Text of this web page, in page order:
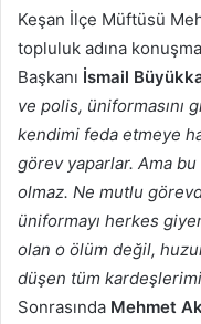
Keşan İlçe Müftüsü
topluluk adına
Başkanı İsmail
ve polis, üniformasını
kendimi feda etmeye
görev yaparlar. Ama
olmaz. Ne mutlu
üniformayı herkes
olan o ölüm değil,
düşen tüm
Sonrasında Mehmet